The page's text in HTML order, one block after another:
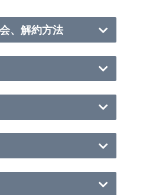
、解約方法